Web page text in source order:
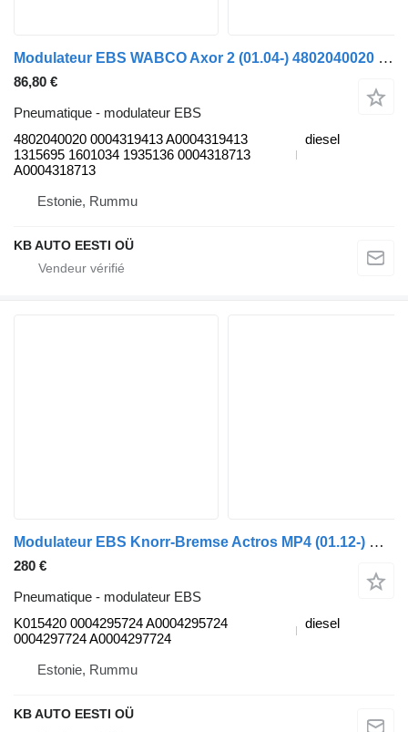
Modulateur EBS WABCO Axor 2 (01.04-) 4802040020 pour camion Mercedes-Benz Actros, Axor MP1, MP2, MP3 (1996-2014)
86,80 €
Pneumatique - modulateur EBS
4802040020 0004319413 A0004319413
1315695 1601034 1935136 0004318713
A0004318713
diesel
Estonie, Rummu
KB AUTO EESTI OÜ
Modulateur EBS Knorr-Bremse Actros MP4 (01.12-) K015420 pour camion Mercedes-Benz Actros MP4 Antos Arocs (2012-)
280 €
Pneumatique - modulateur EBS
K015420 0004295724 A0004295724
0004297724 A0004297724
diesel
Estonie, Rummu
KB AUTO EESTI OÜ